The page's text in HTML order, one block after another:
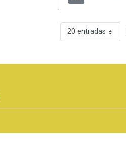
20 entradas